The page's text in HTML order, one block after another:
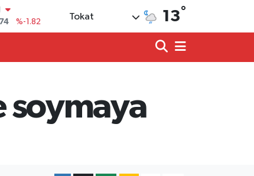
%-1.82
%0.19
Tokat 13°
soymaya